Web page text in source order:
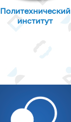
Политехнический
институт